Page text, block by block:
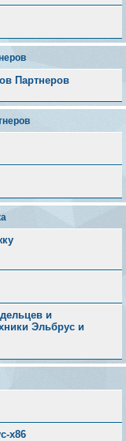
Партнеров
и
Эльбрус и
x86